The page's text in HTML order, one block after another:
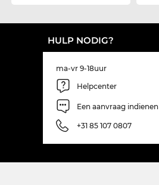
HULP NODIG?
ma-vr 9-18uur
Helpcenter
Een aanvraag indienen
+31 85 107 0807